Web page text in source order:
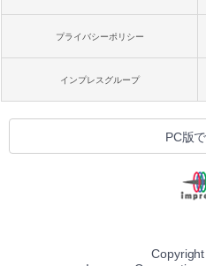
プライバシーポリシー
インプレスグループ
PC版